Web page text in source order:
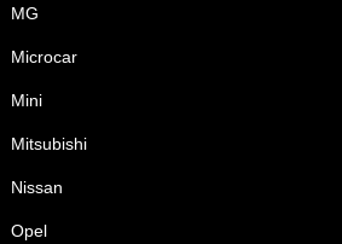
MG
Microcar
Mini
Mitsubishi
Nissan
Opel